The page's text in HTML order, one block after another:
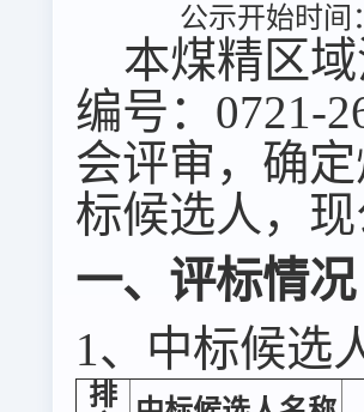
公示开始时间
本煤精区域
编号：0721-
会评审，确
标候选人，
一、评标情况
1、中标候选
排